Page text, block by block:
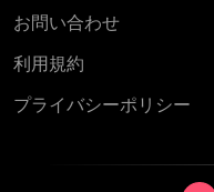
お問い合わせ
利用規約
プライバシーポリシー